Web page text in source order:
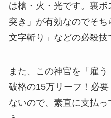
は槍・火・光です。裏
突き」が有効なのでそ
文字斬り」などの必殺技
また、この神官を「雇
破格の15万リーフ！必
ないので、素直に支払っ